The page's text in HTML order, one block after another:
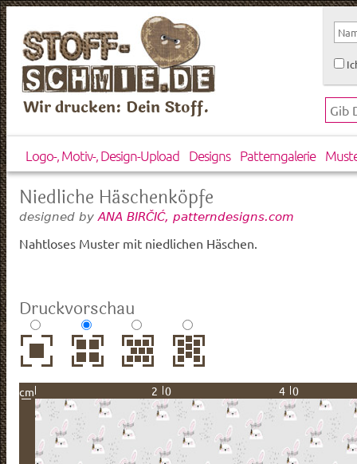
Wir drucken: Dein Stoff.
Logo-, Motiv-, Design-Upload Designs Patterngalerie
Niedliche Häschenköpfe
designed by ANA BIRČIĆ, patterndesigns.com
Nahtloses Muster mit niedlichen Häschen.
Druckvorschau
cm 20 40